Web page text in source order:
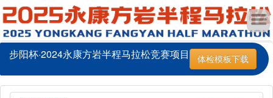
步阳杯·2024永康方岩半程马拉松竞赛项目 体检模板下载